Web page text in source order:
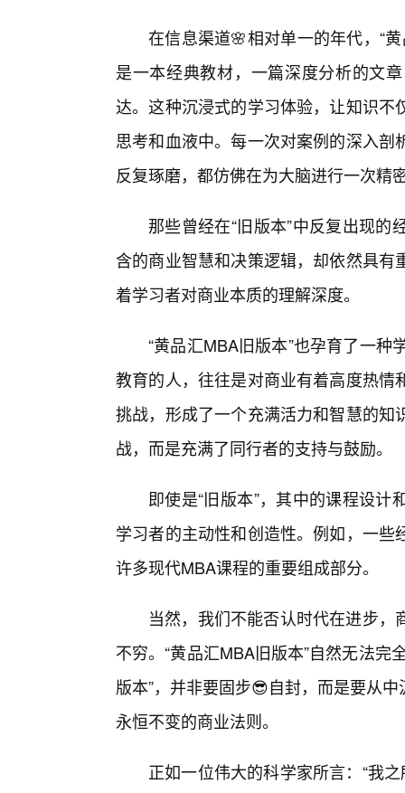
在信息渠道🌸相对单一的年代，“
是一本经典教材，一篇深度分析的文
达。这种沉浸式的学习体验，让知识
思考和血液中。每一次对案例的深入
反复琢磨，都仿佛在为大脑进行一次精
那些曾经在“旧版本”中反复出现
含的商业智慧和决策逻辑，却依然具
着学习者对商业本质的理解深度。
“黄品汇MBA旧版本”也孕育了一
教育的人，往往是对商业有着高度热
挑战，形成了一个充满活力和智慧的
战，而是充满了同行者的支持与鼓励。
即使是“旧版本”，其中的课程设
学习者的主动性和创造性。例如，一
许多现代MBA课程的重要组成部分。
当然，我们不能否认时代在进步
不穷。“黄品汇MBA旧版本”自然无法完
版本”，并非要固步😎自封，而是要从
永恒不变的商业法则。
正如一位伟大的科学家所言：“我